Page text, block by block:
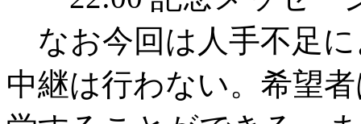
なお今回は人手不足
中継は行わない。希望